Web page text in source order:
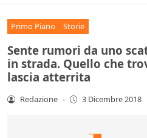
Primo Piano Storie
Sente rumori da uno
in strada. Quello che
lascia atterrita
Redazione - 3 Dicembre 2018